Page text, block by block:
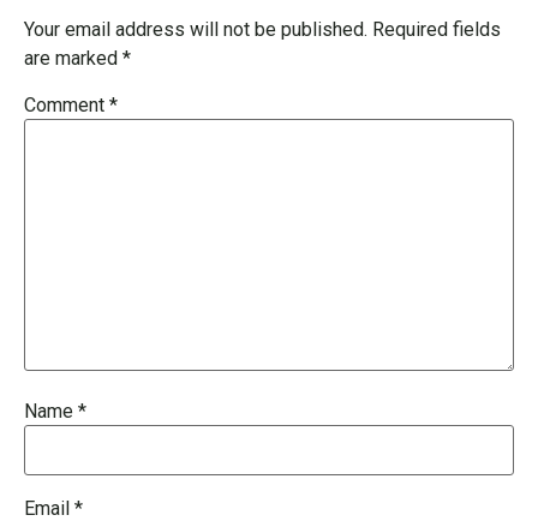
Your email address will not be published. Required fields
are marked *
Comment *
Name *
Email *